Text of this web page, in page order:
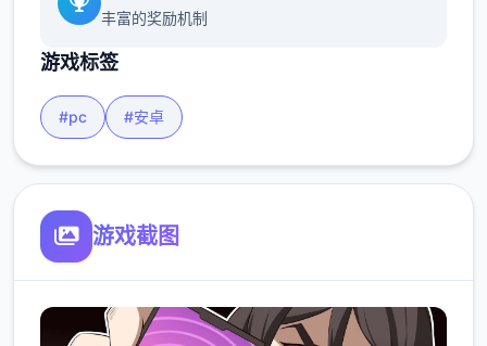
丰富的奖励机制
游戏标签
#pc #安卓
游戏截图